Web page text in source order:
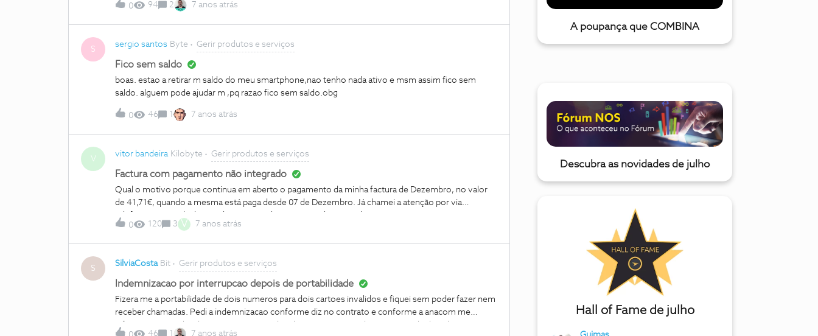
0 94 2 7 anos atrás
S
sergio santos Byte Gerir produtos e serviços
Fico sem saldo
boas. estao a retirar m saldo do meu smartphone,nao tenho nada ativo e msm assim fico sem
saldo. alguem pode ajudar m ,pq razao fico sem saldo.obg
0 46 1 7 anos atrás
V
vitor bandeira Kilobyte Gerir produtos e serviços
Factura com pagamento não integrado
Qual o motivo porque continua em aberto o pagamento da minha factura de Dezembro, no valor
de 41,71€, quando a mesma está paga desde 07 de Dezembro. Já chamei a atenção por via
telefónica, já me desloquei duas vezes à loja NOS no Shopping de Cascais e nem consegue
resolver esta situação.
0 120 3 V 7 anos atrás
S
SilviaCosta Bit Gerir produtos e serviços
Indemnizacao por interrupcao depois de portabilidade
Fizera me a portabilidade de dois numeros para dois cartoes invalidos e fiquei sem poder fazer nem
receber chamadas. Pedi a indemnizacao conforme diz no contrato e conforme a anacom me
informou que tenho direito e a NOS uma das chamas queria me dar nem metade do valor em causa
46 1 7 anos atrás
A poupança que COMBINA
Descubra as novidades de julho
Hall of Fame de julho